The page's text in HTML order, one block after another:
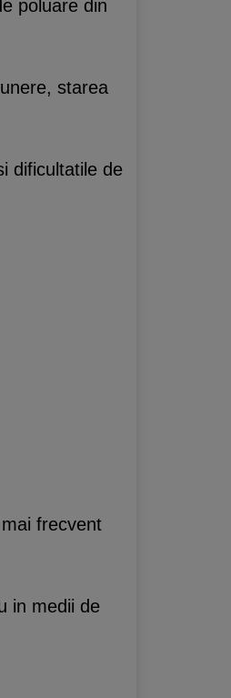
poluare din
starea
dificultatile de
frecvent
in medii de